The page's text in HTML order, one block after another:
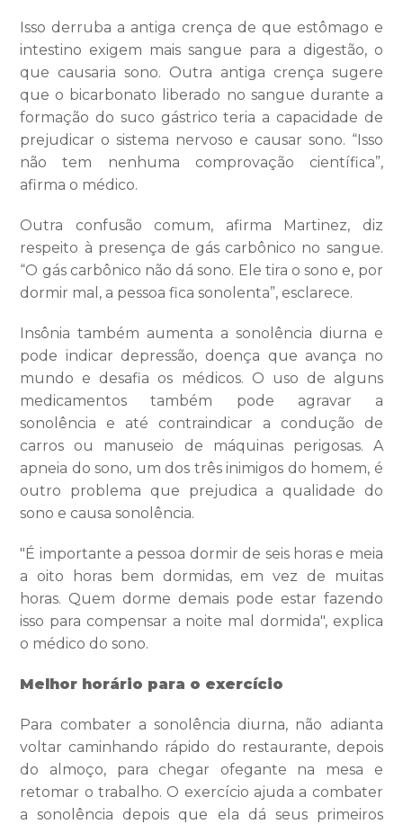
Isso derruba a antiga crença de que estômago e
intestino exigem mais sangue para a digestão, o
que causaria sono. Outra antiga crença sugere
que o bicarbonato liberado no sangue durante a
formação do suco gástrico teria a capacidade de
prejudicar o sistema nervoso e causar sono. “Isso
não tem nenhuma comprovação científica”,
afirma o médico.
Outra confusão comum, afirma Martinez, diz
respeito à presença de gás carbônico no sangue.
“O gás carbônico não dá sono. Ele tira o sono e, por
dormir mal, a pessoa fica sonolenta”, esclarece.
Insônia também aumenta a sonolência diurna e
pode indicar depressão, doença que avança no
mundo e desafia os médicos. O uso de alguns
medicamentos também pode agravar a
sonolência e até contraindicar a condução de
carros ou manuseio de máquinas perigosas. A
apneia do sono, um dos três inimigos do homem, é
outro problema que prejudica a qualidade do
sono e causa sonolência.
"É importante a pessoa dormir de seis horas e meia
a oito horas bem dormidas, em vez de muitas
horas. Quem dorme demais pode estar fazendo
isso para compensar a noite mal dormida", explica
o médico do sono.
Melhor horário para o exercício
Para combater a sonolência diurna, não adianta
voltar caminhando rápido do restaurante, depois
do almoço, para chegar ofegante na mesa e
retomar o trabalho. O exercício ajuda a combater
a sonolência depois que ela dá seus primeiros